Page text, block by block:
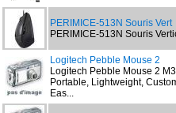
PERIMICE-513N Souris Vert
PERIMICE-513N Souris
Logitech Pebble Mouse 2
Logitech Pebble Mouse 2
Portable, Lightweight,
Eas...